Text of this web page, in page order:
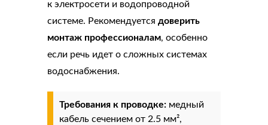
к электросети и водопроводной
системе. Рекомендуется доверить
монтаж профессионалам, особенно
если речь идет о сложных системах
водоснабжения.
Требования к проводке: медный
кабель сечением от 2.5 мм²,